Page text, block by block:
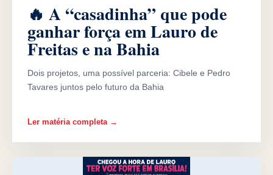
🔥 A “casadinha” que pode
ganhar força em Lauro de
Freitas e na Bahia
Dois projetos, uma possível parceria: Cibele e Pedro
Tavares juntos pelo futuro da Bahia
Ler matéria completa →